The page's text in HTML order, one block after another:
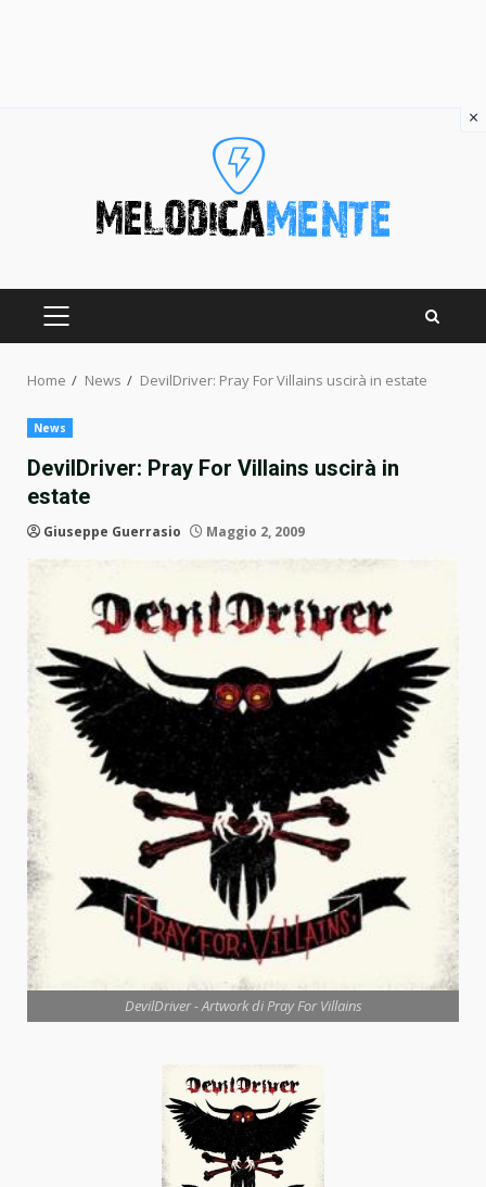
PRIMARY
Home News DevilDriver: Pray For Villains uscirà in estate
News
DevilDriver: Pray For Villains uscirà in
estate
Giuseppe Guerrasio Maggio 2, 2009
DevilDriver - Artwork di Pray For Villains
×